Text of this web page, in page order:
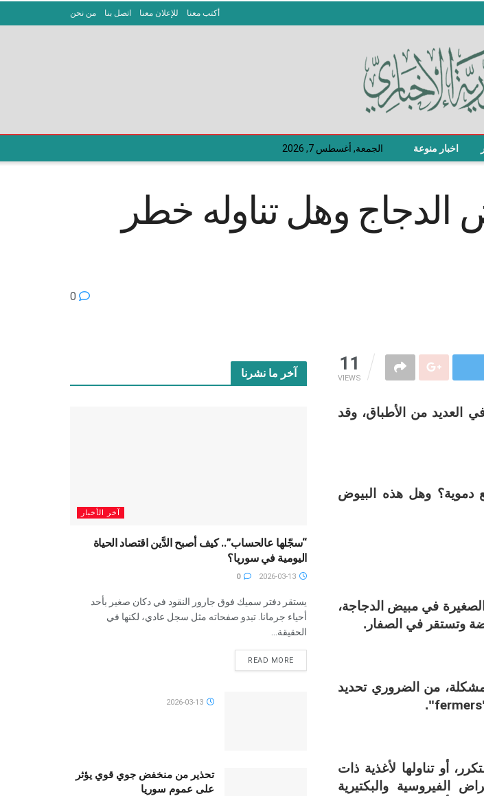
أكتب معنا للإعلان معنا اتصل بنا من نحن
اخبار منوعة الجمعة, أغسطس 7, 2026
وهل تناوله خطر
11
VIEWS
العديد من الأطباق، وقد
وهل هذه البيوض
في مبيض الدجاجة،
وتستقر في الصفار.
من الضروري تحديد
fermers
".
أو تناولها لأغذية ذات
الفيروسية والبكتيرية
آخر ما نشرنا
آخر الأخبار
“سجّلها عالحساب”.. كيف أصبح الدَّين اقتصاد الحياة
اليومية في سوريا؟
0
يستقر دفتر سميك فوق جارور النقود في دكان صغير بأحد
أحياء جرمانا. تبدو صفحاته مثل سجل عادي، لكنها في
الحقيقة...
READ MORE
تحذير من منخفض جوي قوي يؤثر
على عموم سوريا